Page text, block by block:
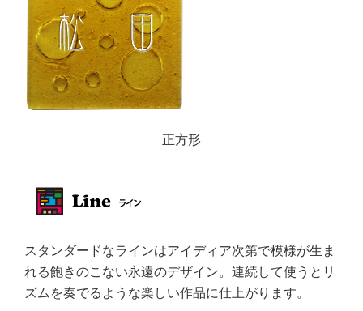
正方形
スタンダードなラインはアイディア次第で模様が生ま
れる飽きのこない永遠のデザイン。連続して使うとリ
ズムを奏でるような楽しい作品に仕上がります。